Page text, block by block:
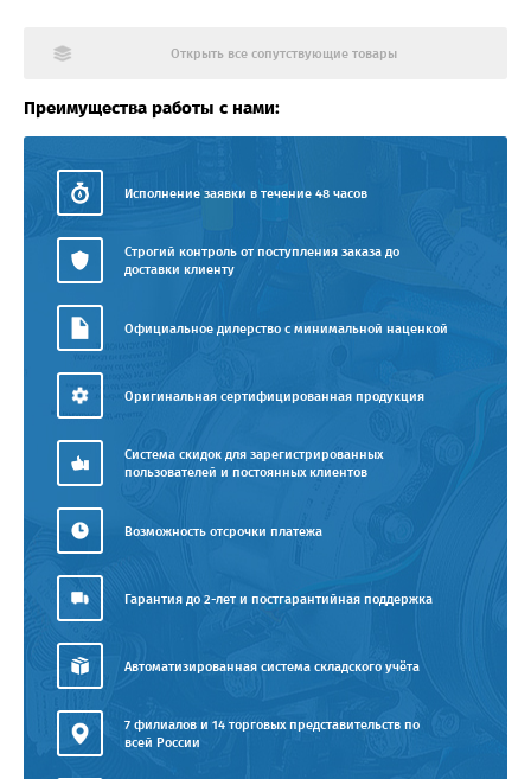
Открыть все сопутствующие товары
Преимущества работы с нами:
Исполнение заявки в течение 48 часов
Строгий контроль от поступления заказа до
доставки клиенту
Официальное дилерство с минимальной наценкой
Оригинальная сертифицированная продукция
Система скидок для зарегистрированных
пользователей и постоянных клиентов
Возможность отсрочки платежа
Гарантия до 2-лет и постгарантийная поддержка
Автоматизированная система складского учёта
7 филиалов и 14 торговых представительств по
всей России